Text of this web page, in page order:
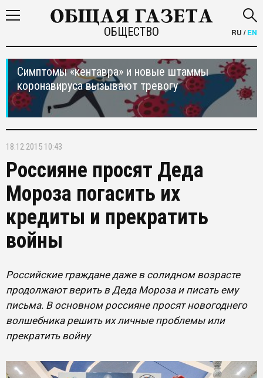
ОБЩЕСТВО RU /EN
Симптомы «кентавра» и новые штаммы
коронавируса вызывают тревогу
18.12.2015 10:43
Россияне просят Деда
Мороза погасить их
кредиты и прекратить
войны
Российские граждане даже в солидном возрасте
продолжают верить в Деда Мороза и писать ему
письма. В основном россияне просят новогоднего
волшебника решить их личные проблемы или
прекратить войну